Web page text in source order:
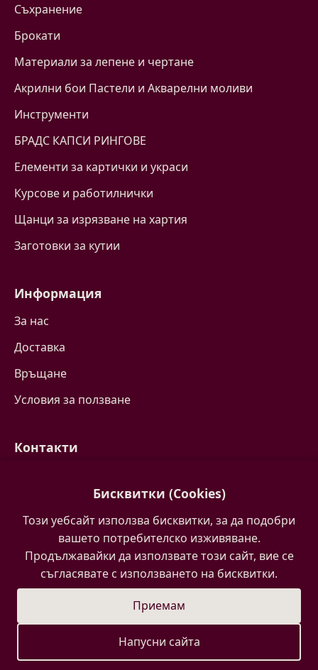
Съхранение
Брокати
Материали за лепене и чертане
Акрилни бои Пастели и Акварелни моливи
Инструменти
БРАДС КАПСИ РИНГОВЕ
Eлементи за картички и украси
Курсове и работилнички
Щанци за изрязване на хартия
Заготовки за кутии
Информация
За нас
Доставка
Връщане
Условия за ползване
Контакти
Често задавани въпроси
Партньори
Ръчно изработено в България • Migito Petrova © 2026
Бисквитки (Cookies)
Този уебсайт използва бисквитки, за да подобри
вашето потребителско изживяване.
Продължавайки да използвате този сайт, вие се
съгласявате с използването на бисквитки.
Приемам
Напусни сайта